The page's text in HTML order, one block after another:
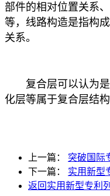
部件的相对位置关系
等，线路构造是指构
关系。
复合层可以认为是
化层等属于复合层结构
上一篇： 突破国际
下一篇： 实用新型
返回实用新型专利